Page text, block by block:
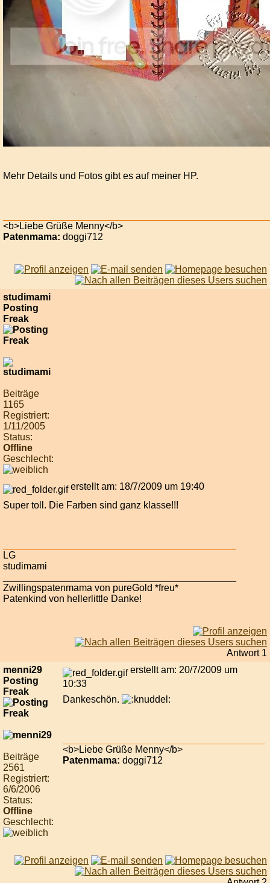
Mehr Details und Fotos gibt es auf meiner HP.
<b>Liebe Grüße Menny</b>
Patenmama: doggi712
studimami
Posting
Freak
Beiträge
1165
Registriert:
1/11/2005
Status:
Offline
Geschlecht:
erstellt am: 18/7/2009 um 19:40
Super toll. Die Farben sind ganz klasse!!!
LG
studimami
Zwillingspatenmama von pureGold *freu*
Patenkind von hellerlittle Danke!
Antwort 1
menni29
Posting
Freak
Beiträge
2561
Registriert:
6/6/2006
Status:
Offline
Geschlecht:
erstellt am: 20/7/2009 um
10:33
Dankeschön.
<b>Liebe Grüße Menny</b>
Patenmama: doggi712